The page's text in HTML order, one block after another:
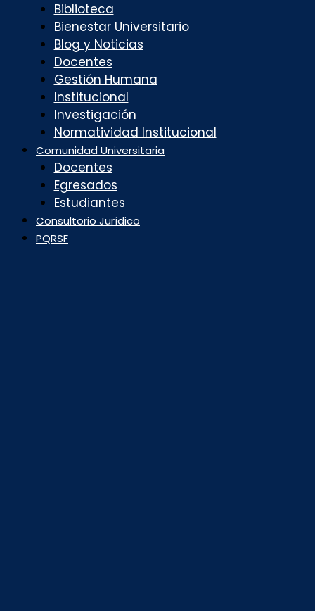
Biblioteca
Bienestar Universitario
Blog y Noticias
Docentes
Gestión Humana
Institucional
Investigación
Normatividad Institucional
Comunidad Universitaria
Docentes
Egresados
Estudiantes
Consultorio Jurídico
PQRSF